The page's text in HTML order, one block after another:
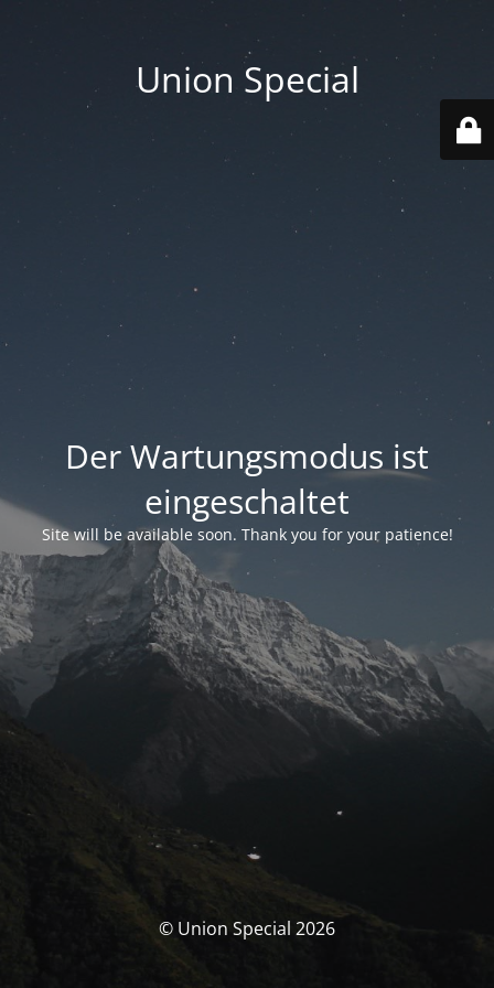
Union Special
Der Wartungsmodus ist
eingeschaltet
Site will be available soon. Thank you for your patience!
© Union Special 2026